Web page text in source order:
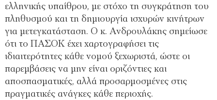
ελληνικής υπαίθρου, με στόχο τη συγκράτηση του
πληθυσμού και τη δημιουργία ισχυρών κινήτρων
για μετεγκατάσταση. Ο κ. Ανδρουλάκης σημείωσε
ότι το ΠΑΣΟΚ έχει χαρτογραφήσει τις
ιδιαιτερότητες κάθε νομού ξεχωριστά, ώστε οι
παρεμβάσεις να μην είναι οριζόντιες και
αποσπασματικές, αλλά προσαρμοσμένες στις
πραγματικές ανάγκες κάθε περιοχής.